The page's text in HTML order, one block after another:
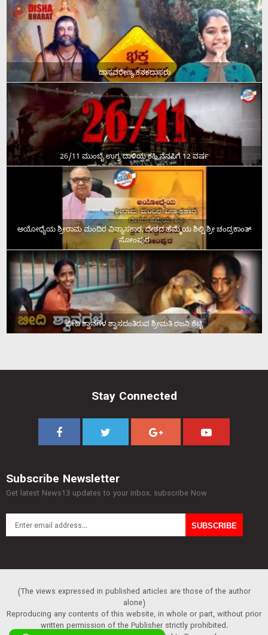
ದಾಸವರೇಣ್ಯ ಕನಕದಾಸರು
26/11 ಮುಂಬೈ ಉಗ್ರ ದಾಳಿಯ ಕಹಿ ನೆನಪಿಗೆ 12 ವರ್ಷ
ಅಯೋಧ್ಯೆಯ ಶ್ರೀರಾಮ ಮಂದಿರ ವಿನ್ಯಾಸಕಾರ, ದೇಶದ ಹೆಮ್ಮೆಯ ಶಿಲ್ಪಿ ಶ್ರೀ ಚಂದ್ರಕಾಂತ್‌
ಸೋಂಪುರ
ಬೀದಿ ಶ್ವಾನಗಳ ಶ್ವಾಸದಂತಿರುವ ಶ್ರೀಮತಿ ರಜನಿ ಶೆಟ್ಟಿ
Stay Connected
Subscribe Newsletter
Get latest News13 updates to your inbox. subscribe Now
(The views expressed in published articles are those of the author
alone)
Reproducing any contents of this website, in whole or part, without prior
written permission of the Publisher strictly prohibited.